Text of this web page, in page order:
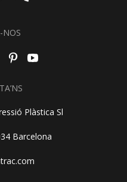
NOS
Plàstica Sl
Barcelona